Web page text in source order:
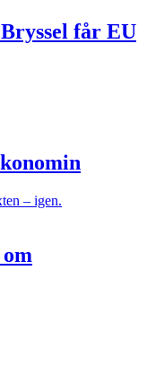
får EU
– igen.